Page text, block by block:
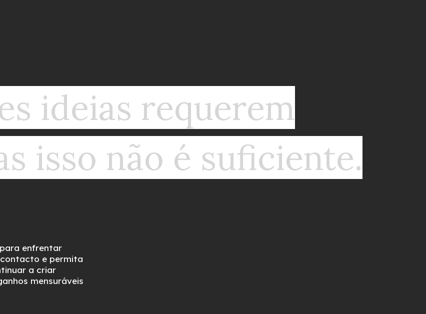
ideias requerem
isso não é suficiente.
enfrentar
e permita
a criar
mensuráveis